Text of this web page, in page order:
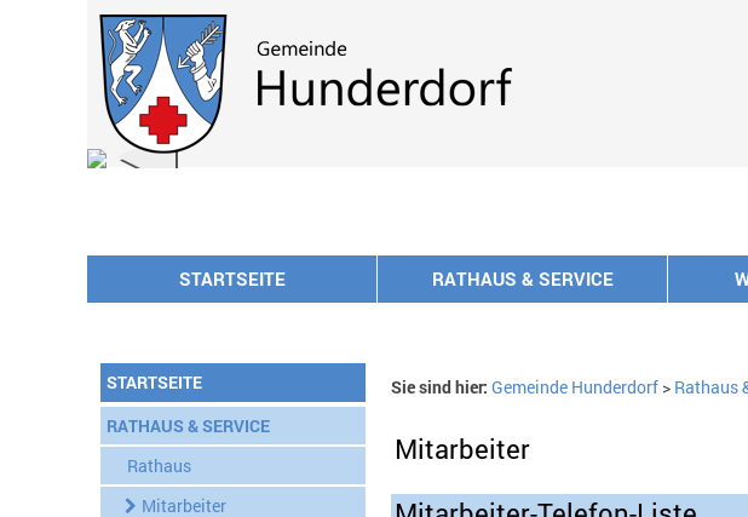
zur Navigationoder
STARTSEITE RATHAUS & SERVICE
STARTSEITE
RATHAUS & SERVICE
Rathaus
Mitarbeiter
Sie sind hier: Gemeinde Hunderdorf> Rathaus
Mitarbeiter